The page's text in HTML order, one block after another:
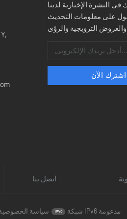
في النشرة الإخبارية لدينا
على معلومات التحديث
اتصل بنا
سياسة شبكة IPv6 مدعومة